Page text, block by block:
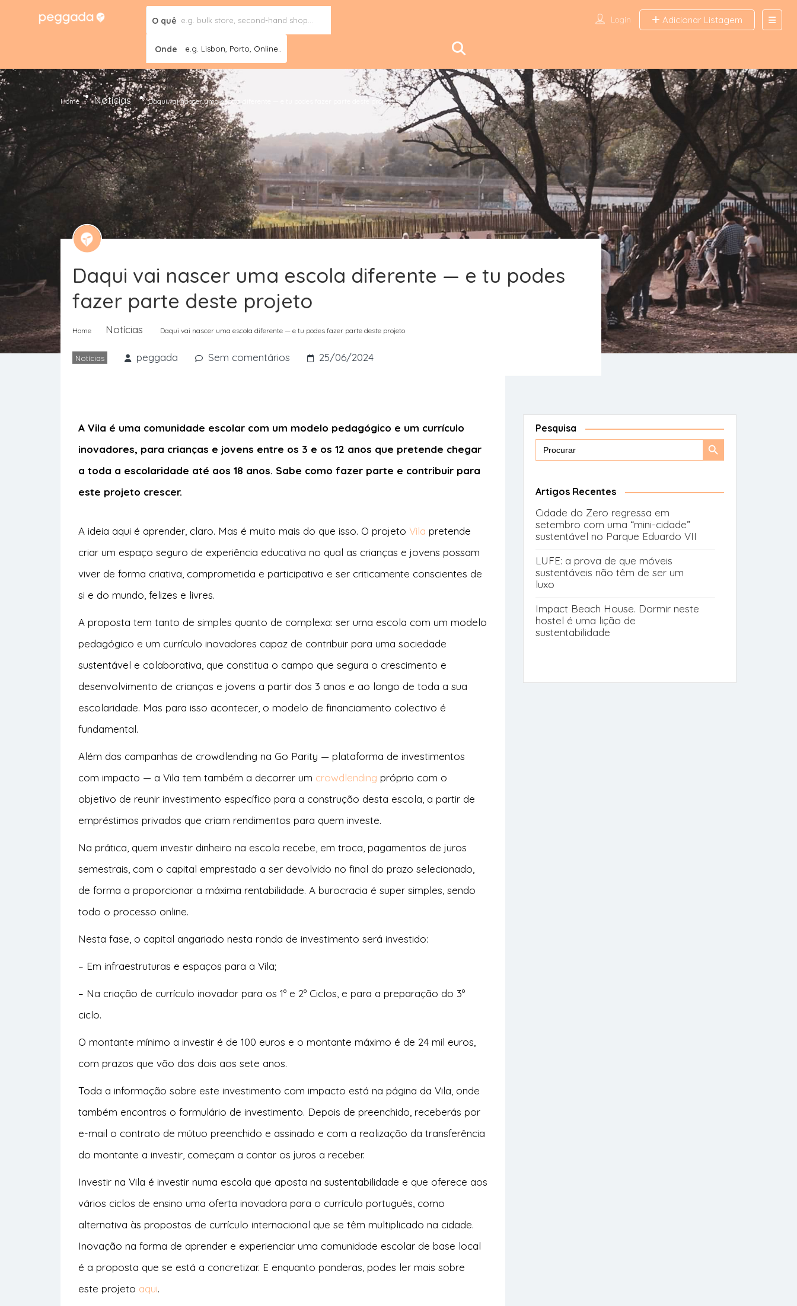
O quê
Onde e.g. Lisbon, Porto, Online..
Login Adicionar Listagem
Home Notícias Daqui vai nascer uma escola diferente — e tu podes fazer parte deste projeto
Daqui vai nascer uma escola diferente — e tu podes
fazer parte deste projeto
Home Notícias Daqui vai nascer uma escola diferente — e tu podes fazer parte deste projeto
Notícias peggada Sem comentários 25/06/2024
A Vila é uma comunidade escolar com um modelo pedagógico e um currículo
inovadores, para crianças e jovens entre os 3 e os 12 anos que pretende chegar
a toda a escolaridade até aos 18 anos. Sabe como fazer parte e contribuir para
este projeto crescer.
A ideia aqui é aprender, claro. Mas é muito mais do que isso. O projeto Vila pretende
criar um espaço seguro de experiência educativa no qual as crianças e jovens possam
viver de forma criativa, comprometida e participativa e ser criticamente conscientes de
si e do mundo, felizes e livres.
A proposta tem tanto de simples quanto de complexa: ser uma escola com um modelo
pedagógico e um currículo inovadores capaz de contribuir para uma sociedade
sustentável e colaborativa, que constitua o campo que segura o crescimento e
desenvolvimento de crianças e jovens a partir dos 3 anos e ao longo de toda a sua
escolaridade. Mas para isso acontecer, o modelo de financiamento colectivo é
fundamental.
Além das campanhas de crowdlending na Go Parity — plataforma de investimentos
com impacto — a Vila tem também a decorrer um crowdlending próprio com o
objetivo de reunir investimento específico para a construção desta escola, a partir de
empréstimos privados que criam rendimentos para quem investe.
Na prática, quem investir dinheiro na escola recebe, em troca, pagamentos de juros
semestrais, com o capital emprestado a ser devolvido no final do prazo selecionado,
de forma a proporcionar a máxima rentabilidade. A burocracia é super simples, sendo
todo o processo online.
Nesta fase, o capital angariado nesta ronda de investimento será investido:
– Em infraestruturas e espaços para a Vila;
– Na criação de currículo inovador para os 1º e 2º Ciclos, e para a preparação do 3º
ciclo.
O montante mínimo a investir é de 100 euros e o montante máximo é de 24 mil euros,
com prazos que vão dos dois aos sete anos.
Toda a informação sobre este investimento com impacto está na página da Vila, onde
também encontras o formulário de investimento. Depois de preenchido, receberás por
e-mail o contrato de mútuo preenchido e assinado e com a realização da transferência
do montante a investir, começam a contar os juros a receber.
Investir na Vila é investir numa escola que aposta na sustentabilidade e que oferece aos
vários ciclos de ensino uma oferta inovadora para o currículo português, como
alternativa às propostas de currículo internacional que se têm multiplicado na cidade.
Inovação na forma de aprender e experienciar uma comunidade escolar de base local
é a proposta que se está a concretizar. E enquanto ponderas, podes ler mais sobre
este projeto aqui.
Pesquisa
Search
Search
Artigos Recentes
Cidade do Zero regressa em
setembro com uma “mini-cidade”
sustentável no Parque Eduardo VII
LUFE: a prova de que móveis
sustentáveis não têm de ser um
luxo
Impact Beach House. Dormir neste
hostel é uma lição de
sustentabilidade